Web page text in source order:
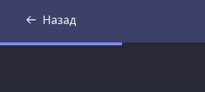
Назад
Стенограмма